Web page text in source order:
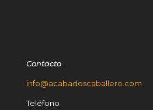
Contacto
info@acabadoscaballero.com
Teléfono